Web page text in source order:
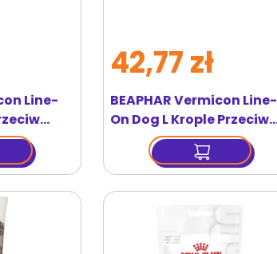
Line-
dla
BEAPHAR Vermicon Line-
On Dog L Krople Przeciw
Pchłom i Kleszczom Duże
Psy 3x4,5 ml
42,77 zł